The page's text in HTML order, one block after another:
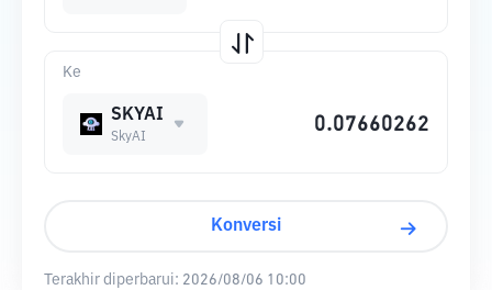
Ke
SKYAI
SkyAI
Konversi
Terakhir diperbarui: 2026/08/06 10:00